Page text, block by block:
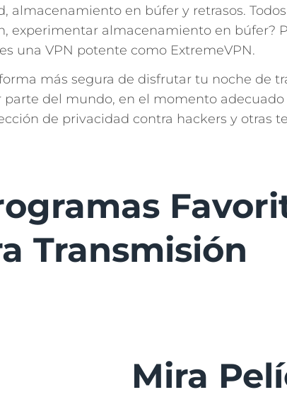
almacenamiento en búfer y retrasos.
experimentar almacenamiento en búfer?
una VPN potente como ExtremeVPN.
más segura de disfrutar tu noche de
del mundo, en el momento
de privacidad contra hackers y otras
Transmisión
Mira